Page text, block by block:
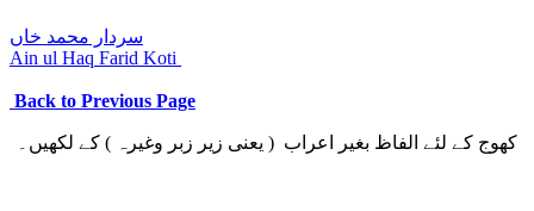
سردار محمد خاں
Ain ul Haq Farid Koti
Back to Previous Page
کھوج کے لئے الفاظ بغیر اعراب ( یعنی زیر زبر وغیرہ ) کے لکھیں۔